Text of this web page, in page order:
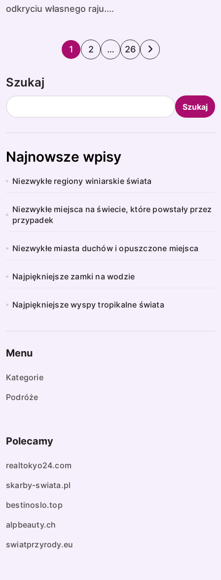
odkryciu własnego raju....
S
n
i
o
w
n
i
w
p
1 2 … 26
Szukaj
Szukaj
Najnowsze wpisy
Niezwykłe regiony winiarskie świata
Niezwykłe miejsca na świecie, które powstały przez
przypadek
Niezwykłe miasta duchów i opuszczone miejsca
Najpiękniejsze zamki na wodzie
Najpiękniejsze wyspy tropikalne świata
Menu
Kategorie
Podróże
Polecamy
realtokyo24.com
skarby-swiata.pl
bestinoslo.top
alpbeauty.ch
swiatprzyrody.eu